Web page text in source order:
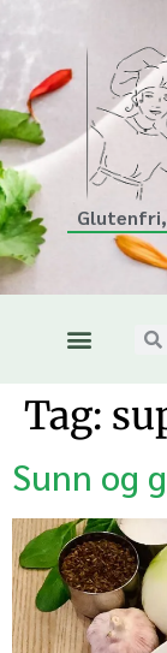
Tag:
Sunn og